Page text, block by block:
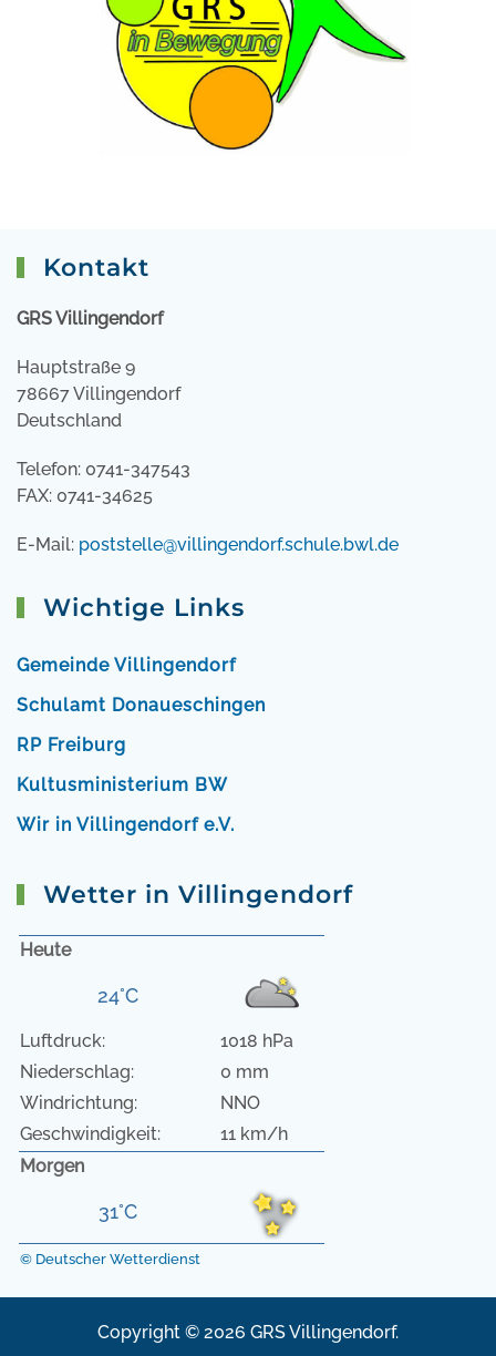
Kontakt
GRS Villingendorf
Hauptstraße 9
78667 Villingendorf
Deutschland
Telefon: 0741-347543
FAX: 0741-34625
E-Mail: poststelle@villingendorf.schule.bwl.de
Wichtige Links
Gemeinde Villingendorf
Schulamt Donaueschingen
RP Freiburg
Kultusministerium BW
Wir in Villingendorf e.V.
Wetter in Villingendorf
Heute
24°C
Luftdruck:
1018 hPa
Niederschlag:
0 mm
Windrichtung:
NNO
Geschwindigkeit:
11 km/h
Morgen
31°C
© Deutscher Wetterdienst
Copyright © 2026 GRS Villingendorf.